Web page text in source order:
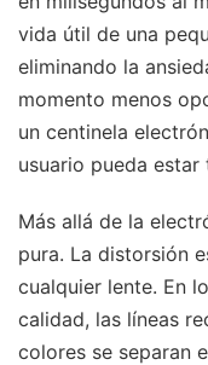
vida útil de una
eliminando la
momento menos
un centinela
usuario pueda estar
Más allá de la
pura. La distorsión
cualquier lente. En
calidad, las líneas
colores se separan